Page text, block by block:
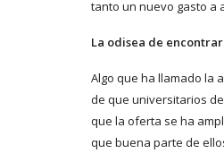
tanto un nuevo gasto a
La odisea de
Algo que ha llamado la
de que universitarios
que la oferta se ha
que buena parte de